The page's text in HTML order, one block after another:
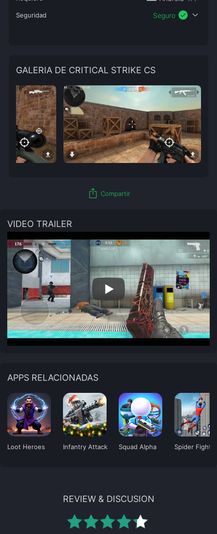
Seguridad Seguro check_circle expand_more
GALERIA DE CRITICAL STRIKE CS
ios_share Compartir
VIDEO TRAILER
APPS RELACIONADAS
Loot Heroes Infantry Attack Squad Alpha Spider
REVIEW & DISCUSION